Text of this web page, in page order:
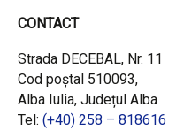
CONTACT
Strada DECEBAL, Nr. 11
Cod poștal 510093,
Alba Iulia, Județul Alba
Tel: (+40) 258 – 818616